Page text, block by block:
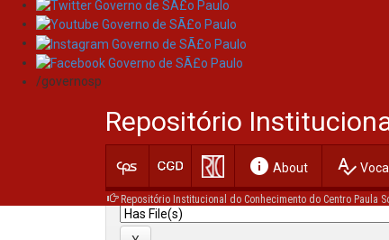
Skip
navigation
/governosp
Repositório
info About spellcheck
Repositório Institucional do Conhecimento do Centro Paula
Search
Current filters: